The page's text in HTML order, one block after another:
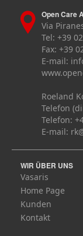
Open Care
Via
Tel: +39
Fax: +39
E-mail:
Roeland
Telefon
Telefon:
E-mail:
WIR ÜBER UNS
Vasaris
Home Page
Kunden
Kontakt